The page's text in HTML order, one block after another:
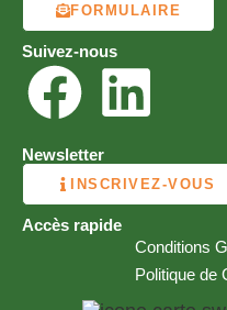
FORMULAIRE
Suivez-nous
Newsletter
INSCRIVEZ-VOUS
Accès rapide
Conditions
Politique de